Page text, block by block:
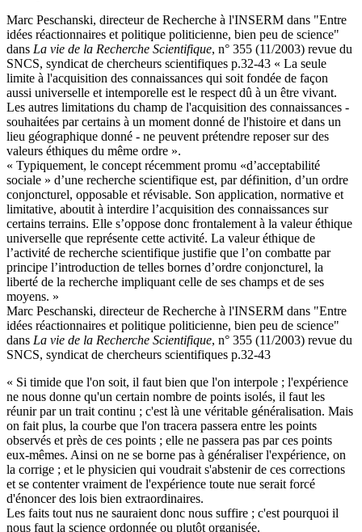
Marc Peschanski, directeur de Recherche à l'INSERM dans "Entre
idées réactionnaires et politique politicienne, bien peu de science"
dans La vie de la Recherche Scientifique, n° 355 (11/2003) revue du
SNCS, syndicat de chercheurs scientifiques p.32-43 « La seule
limite à l'acquisition des connaissances qui soit fondée de façon
aussi universelle et intemporelle est le respect dû à un être vivant.
Les autres limitations du champ de l'acquisition des connaissances -
souhaitées par certains à un moment donné de l'histoire et dans un
lieu géographique donné - ne peuvent prétendre reposer sur des
valeurs éthiques du même ordre ».
« Typiquement, le concept récemment promu «d’acceptabilité
sociale » d’une recherche scientifique est, par définition, d’un ordre
conjoncturel, opposable et révisable. Son application, normative et
limitative, aboutit à interdire l’acquisition des connaissances sur
certains terrains. Elle s’oppose donc frontalement à la valeur éthique
universelle que représente cette activité. La valeur éthique de
l’activité de recherche scientifique justifie que l’on combatte par
principe l’introduction de telles bornes d’ordre conjoncturel, la
liberté de la recherche impliquant celle de ses champs et de ses
moyens. »
Marc Peschanski, directeur de Recherche à l'INSERM dans "Entre
idées réactionnaires et politique politicienne, bien peu de science"
dans La vie de la Recherche Scientifique, n° 355 (11/2003) revue du
SNCS, syndicat de chercheurs scientifiques p.32-43
« Si timide que l'on soit, il faut bien que l'on interpole ; l'expérience
ne nous donne qu'un certain nombre de points isolés, il faut les
réunir par un trait continu ; c'est là une véritable généralisation. Mais
on fait plus, la courbe que l'on tracera passera entre les points
observés et près de ces points ; elle ne passera pas par ces points
eux-mêmes. Ainsi on ne se borne pas à généraliser l'expérience, on
la corrige ; et le physicien qui voudrait s'abstenir de ces corrections
et se contenter vraiment de l'expérience toute nue serait forcé
d'énoncer des lois bien extraordinaires.
Les faits tout nus ne sauraient donc nous suffire ; c'est pourquoi il
nous faut la science ordonnée ou plutôt organisée.